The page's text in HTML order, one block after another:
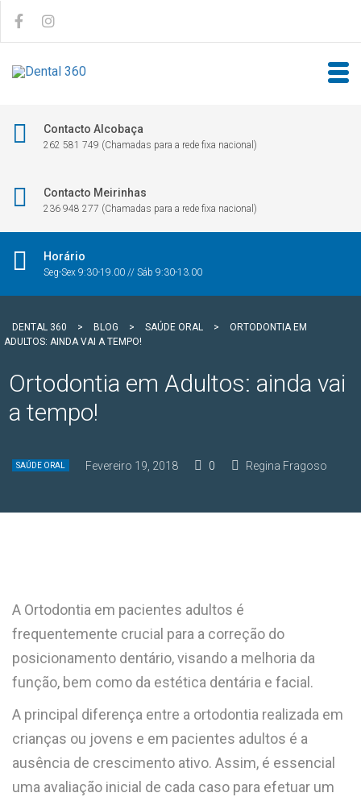
Contacto Alcobaça
262 581 749 (Chamadas para a rede fixa nacional)
Contacto Meirinhas
236 948 277 (Chamadas para a rede fixa nacional)
Horário
Seg-Sex 9:30-19.00 // Sáb 9:30-13.00
DENTAL 360 > BLOG > SAÚDE ORAL >
ORTODONTIA EM
ADULTOS: AINDA VAI A TEMPO!
Ortodontia em Adultos: ainda vai
a tempo!
SAÚDE ORAL Fevereiro 19, 2018 0 Regina Fragoso
A Ortodontia em pacientes adultos é
frequentemente crucial para a correção do
posicionamento dentário, visando a melhoria da
função, bem como da estética dentária e facial.
A principal diferença entre a ortodontia realizada em
crianças ou jovens e em pacientes adultos é a
ausência de crescimento ativo. Assim, é essencial
uma avaliação inicial de cada caso para efetuar um